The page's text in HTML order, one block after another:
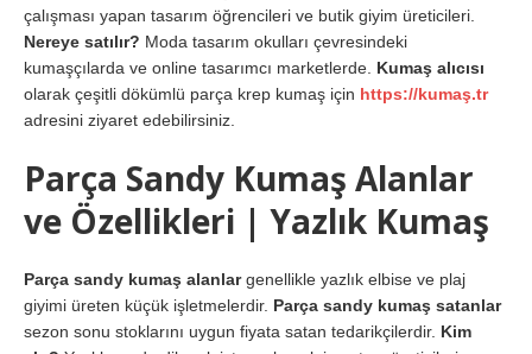
çalışması yapan tasarım öğrencileri ve butik giyim üreticileri.
Nereye satılır? Moda tasarım okulları çevresindeki
kumaşçılarda ve online tasarımcı marketlerde. Kumaş alıcısı
olarak çeşitli dökümlü parça krep kumaş için https://kumaş.tr
adresini ziyaret edebilirsiniz.
Parça Sandy Kumaş Alanlar
ve Özellikleri | Yazlık Kumaş
Parça sandy kumaş alanlargenellikle yazlık elbise ve plaj
giyimi üreten küçük işletmelerdir. Parça sandy kumaş satanlar
sezon sonu stoklarını uygun fiyata satan tedarikçilerdir. Kim